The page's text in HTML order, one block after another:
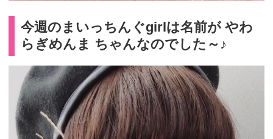
今週のまいっちんぐgirlは名前が やわ
らぎめんま ちゃんなのでした～♪